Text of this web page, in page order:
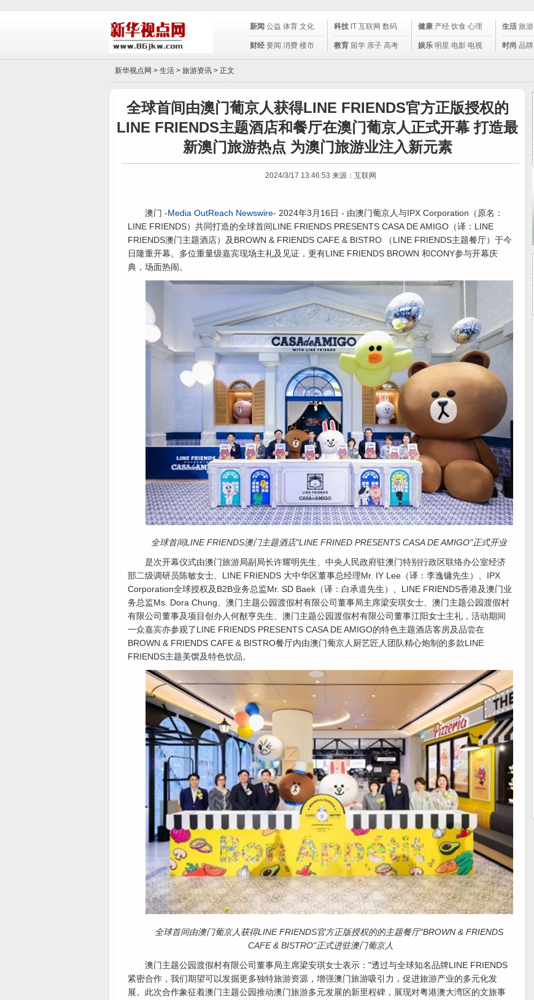
新闻 公益 体育 文化
财经 要闻 消费 楼市
科技 IT 互联网 数码
教育 留学 亲子 高考
健康 产经 饮食 心理
娱乐 明星 电影 电视
生活 旅游
时尚 品牌
新华视点网 > 生活 > 旅游资讯 > 正文
全球首间由澳门葡京人获得LINE FRIENDS官方正版授权的
LINE FRIENDS主题酒店和餐厅在澳门葡京人正式开幕 打造最
新澳门旅游热点 为澳门旅游业注入新元素
2024/3/17 13:46:53 来源：互联网
澳门 -Media OutReach Newswire- 2024年3月16日 - 由澳门葡京人与IPX Corporation（原名：
LINE FRIENDS）共同打造的全球首间LINE FRIENDS PRESENTS CASA DE AMIGO（译：LINE
FRIENDS澳门主题酒店）及BROWN & FRIENDS CAFE & BISTRO （LINE FRIENDS主题餐厅）于今
日隆重开幕。多位重量级嘉宾现场主礼及见证，更有LINE FRIENDS BROWN 和CONY参与开幕庆
典，场面热闹。
全球首间LINE FRIENDS澳门主题酒店"LINE FRINED PRESENTS CASA DE AMIGO"正式开业
是次开幕仪式由澳门旅游局副局长许耀明先生、中央人民政府驻澳门特别行政区联络办公室经济
部二级调研员陈敏女士、LINE FRIENDS 大中华区董事总经理Mr. IY Lee（译：李逸镛先生）、IPX
Corporation全球授权及B2B业务总监Mr. SD Baek（译：白承道先生）、LINE FRIENDS香港及澳门业
务总监Ms. Dora Chung、澳门主题公园渡假村有限公司董事局主席梁安琪女士、澳门主题公园渡假村
有限公司董事及项目创办人何猷亨先生、澳门主题公园渡假村有限公司董事江阳女士主礼，活动期间
一众嘉宾亦参观了LINE FRIENDS PRESENTS CASA DE AMIGO的特色主题酒店客房及品尝在
BROWN & FRIENDS CAFE & BISTRO餐厅内由澳门葡京人厨艺匠人团队精心炮制的多款LINE
FRIENDS主题美馔及特色饮品。
全球首间由澳门葡京人获得LINE FRIENDS官方正版授权的的主题餐厅"BROWN & FRIENDS
CAFE & BISTRO"正式进驻澳门葡京人
澳门主题公园渡假村有限公司董事局主席梁安琪女士表示："透过与全球知名品牌LINE FRIENDS
紧密合作，我们期望可以发掘更多独特旅游资源，增强澳门旅游吸引力，促进旅游产业的多元化发
展。此次合作象征着澳门主题公园推动澳门旅游多元发展的新里程碑，展现对粤港澳大湾区的文旅事